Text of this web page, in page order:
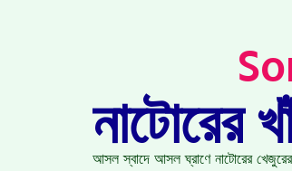
নাটোরের
আসল স্বাদে আসল ঘ্রাণে নাটোরের